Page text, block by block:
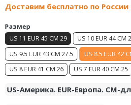
Доставим бесплатно по России
Размер
US 11 EUR 45 CM 29
US 10 EUR 44 CM
US 9.5 EUR 43 CM 27.5
US 8.5 EUR 42
US 8 EUR 41 CM 26
US 7 EUR 40 CM 25
US-Америка. EUR-Европа. CM-
Nike Foamposite